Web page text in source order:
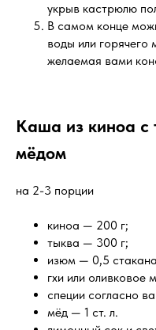
укрыв кастрюлю
В самом конце
воды или горячего
желаемая вами
Каша из киноа с
мёдом
на 2-3 порции
киноа — 200 г;
тыква — 300 г;
изюм — 0,5
гхи или оливковое
специи согласно
мёд — 1 ст. л.